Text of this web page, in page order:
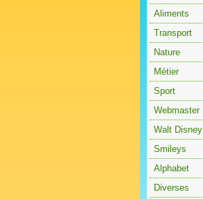
Aliments
Transport
Nature
Métier
Sport
Webmaster
Walt Disney
Smileys
Alphabet
Diverses